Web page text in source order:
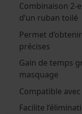
Combinaison 2-
d’un ruban toilé
Permet
précises
Gain de temps
masquage
Compatible
Facilite